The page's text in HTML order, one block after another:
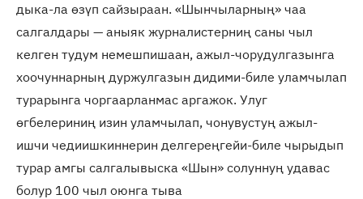
дыка-ла өзүп сайзыраан. «Шынчыларның» чаа
салгалдары — аныяк журналистерниң саны чыл
келген тудум немешпишаан, ажыл-чорудулгазынга
хоочуннарның дуржулгазын дидими-биле уламчылап
турарынга чоргаарланмас аргажок. Улуг
ѳгбелериниң изин уламчылап, чонувустуң ажыл-
ишчи чедиишкиннерин делгереңгейи-биле чырыдып
турар амгы салгалывыска «Шын» солуннуң удавас
болур 100 чыл оюнга тыва